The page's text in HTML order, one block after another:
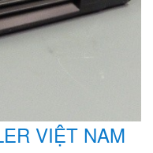
VIỆT NAM